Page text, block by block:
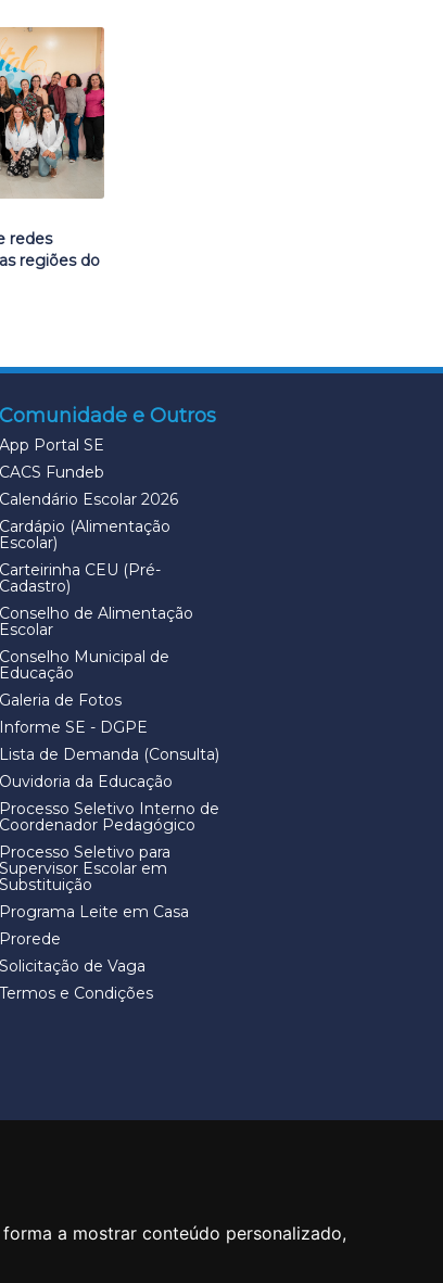
a mostrar conteúdo personalizado,
redes
regiões do
Comunidade e Outros
App Portal SE
CACS Fundeb
Calendário Escolar 2026
Cardápio (Alimentação
Escolar)
Carteirinha CEU (Pré-
Cadastro)
Conselho de Alimentação
Escolar
Conselho Municipal de
Educação
Galeria de Fotos
Informe SE - DGPE
Lista de Demanda (Consulta)
Ouvidoria da Educação
Processo Seletivo Interno de
Coordenador Pedagógico
Processo Seletivo para
Supervisor Escolar em
Substituição
Programa Leite em Casa
Prorede
Solicitação de Vaga
Termos e Condições